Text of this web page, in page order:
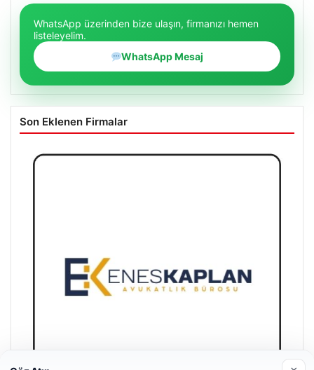
WhatsApp üzerinden bize ulaşın, firmanızı hemen
listeleyelim.
WhatsApp Mesaj
Son Eklenen Firmalar